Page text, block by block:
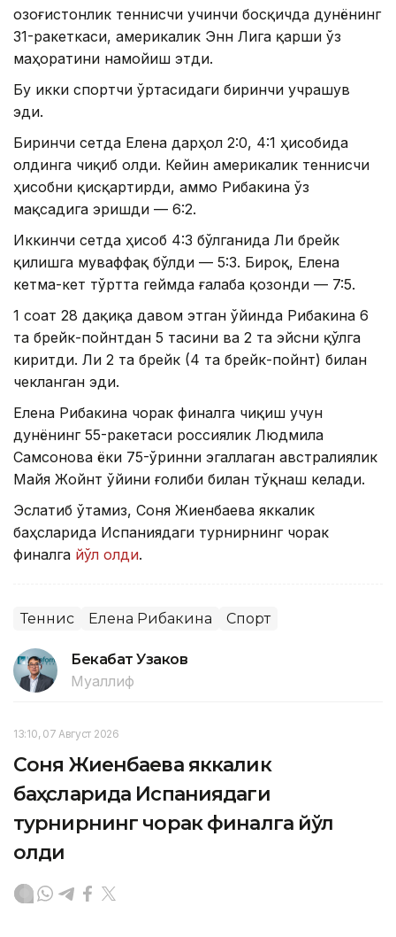
Қозоғистонлик теннисчи учинчи босқичда дунёнинг
31-ракеткаси, америкалик Энн Лига қарши ўз
маҳоратини намойиш этди.
Бу икки спортчи ўртасидаги биринчи учрашув
эди.
Биринчи сетда Елена дарҳол 2:0, 4:1 ҳисобида
олдинга чиқиб олди. Кейин америкалик теннисчи
ҳисобни қисқартирди, аммо Рибакина ўз
мақсадига эришди — 6:2.
Иккинчи сетда ҳисоб 4:3 бўлганида Ли брейк
қилишга муваффақ бўлди — 5:3. Бироқ, Елена
кетма-кет тўртта геймда ғалаба қозонди — 7:5.
1 соат 28 дақиқа давом этган ўйинда Рибакина 6
та брейк-пойнтдан 5 тасини ва 2 та эйсни қўлга
киритди. Ли 2 та брейк (4 та брейк-пойнт) билан
чекланган эди.
Елена Рибакина чорак финалга чиқиш учун
дунёнинг 55-ракетаси россиялик Людмила
Самсонова ёки 75-ўринни эгаллаган австралиялик
Майя Жойнт ўйини ғолиби билан тўқнаш келади.
Эслатиб ўтамиз, Соня Жиенбаева яккалик
баҳсларида Испаниядаги турнирнинг чорак
финалга йўл олди.
Теннис Елена Рибакина Спорт
Бекабат Узаков
Муаллиф
13:10, 07 Август 2026
Соня Жиенбаева яккалик
баҳсларида Испаниядаги
турнирнинг чорак финалга йўл
олди